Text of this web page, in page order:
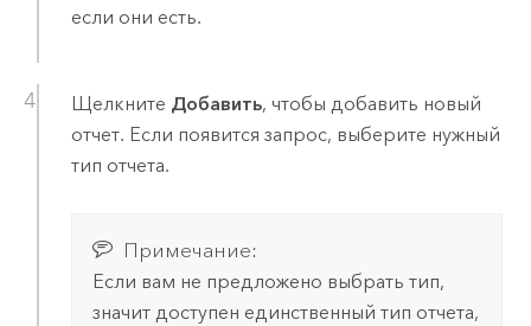
если они есть.
Щелкните Добавить, чтобы добавить новый
отчет. Если появится запрос, выберите нужный
тип отчета.
Примечание:
Если вам не предложено выбрать тип,
значит доступен единственный тип отчета,